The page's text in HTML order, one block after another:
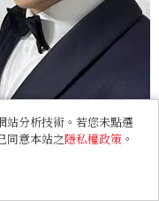
站分析技術。若您未點選
同意本站之隱私權政策 。